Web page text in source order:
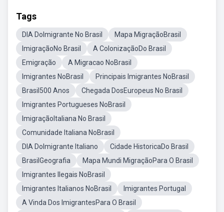
Tags
DIA DoImigrante No Brasil
Mapa MigraçãoBrasil
ImigraçãoNo Brasil
A ColonizaçãoDo Brasil
Emigração
A Migracao NoBrasil
Imigrantes NoBrasil
Principais Imigrantes NoBrasil
Brasil500 Anos
Chegada DosEuropeus No Brasil
Imigrantes Portugueses NoBrasil
ImigraçãoItaliana No Brasil
Comunidade Italiana NoBrasil
DIA DoImigrante Italiano
Cidade HistoricaDo Brasil
BrasilGeografia
Mapa Mundi MigraçãoPara O Brasil
Imigrantes Ilegais NoBrasil
Imigrantes Italianos NoBrasil
Imigrantes Portugal
A Vinda Dos ImigrantesPara O Brasil